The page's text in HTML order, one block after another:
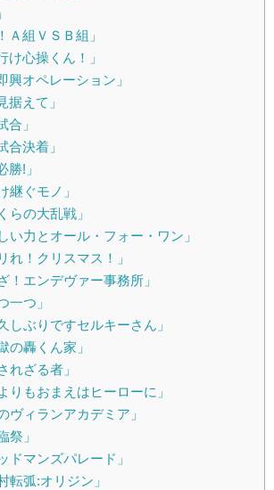
組ＶＳＢ組」
心操くん！」
オペレーション」
えて」
」
決着」
!」
継ぐモノ」
らの大乱戦」
い力とオール・フォー・ワン」
れ！クリスマス！」
！エンデヴァー事務所」
一つ」
しぶりですセルキーさん」
の轟くん家」
れざる者」
りもおまえはヒーローに」
ヴィランアカデミア」
祭」
ドマンズパレード」
転弧:オリジン」